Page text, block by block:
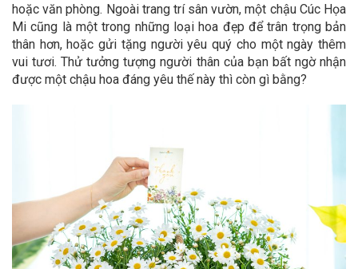
hoặc văn phòng. Ngoài trang trí sân vườn, một chậu Cúc Họa
Mi cũng là một trong những loại hoa đẹp để trân trọng bản
thân hơn, hoặc gửi tặng người yêu quý cho một ngày thêm
vui tươi. Thử tưởng tượng người thân của bạn bất ngờ nhận
được một chậu hoa đáng yêu thế này thì còn gì bằng?